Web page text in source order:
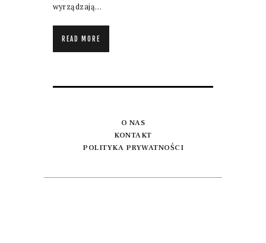
wyrządzają…
READ MORE
O NAS
KONTAKT
POLITYKA PRYWATNOŚCI